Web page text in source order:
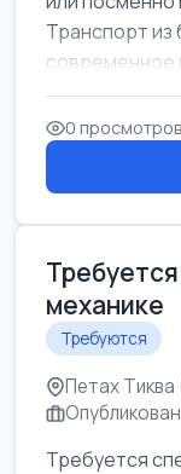
Транспорт
современное
0 просмотров
механике
Требуются
Петах
Требуется